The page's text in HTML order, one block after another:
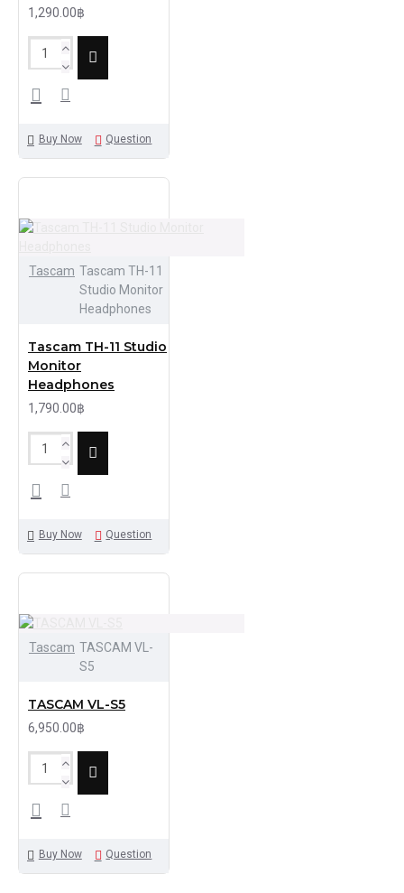
1,290.00฿
Buy Now Question
Tascam Tascam TH-11
Studio Monitor
Headphones
Tascam TH-11 Studio
Monitor
Headphones
1,790.00฿
Buy Now Question
Tascam TASCAM VL-
S5
TASCAM VL-S5
6,950.00฿
Buy Now Question